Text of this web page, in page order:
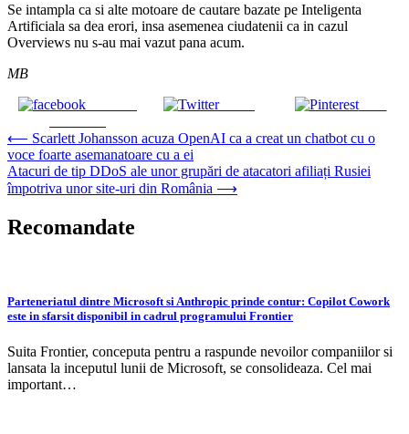
Se intampla ca si alte motoare de cautare bazate pe Inteligenta
Artificiala sa dea erori, insa asemenea ciudatenii ca in cazul
Overviews nu s-au mai vazut pana acum.
MB
Tweet Save
Navigare
în
articole
⟵ Scarlett Johansson acuza OpenAI ca a creat un chatbot cu o
voce foarte asemanatoare cu a ei
Atacuri de tip DDoS ale unor grupări de atacatori afiliați Rusiei
împotriva unor site-uri din România ⟶
Recomandate
Parteneriatul dintre Microsoft si Anthropic prinde contur: Copilot Cowork
este in sfarsit disponibil in cadrul programului Frontier
Suita Frontier, conceputa pentru a raspunde nevoilor companiilor si
lansata la inceputul lunii de Microsoft, se consolideaza. Cel mai
important…